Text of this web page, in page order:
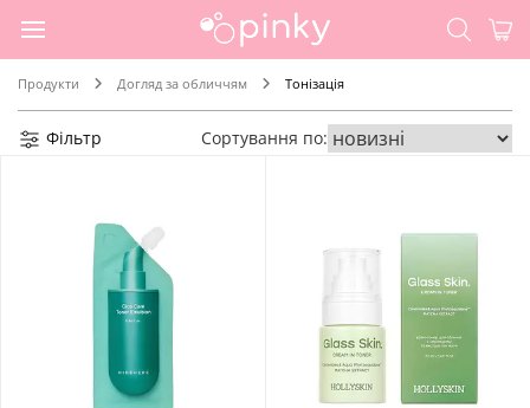
Продукти Догляд за обличчям Тонізація
Фільтр Сортування по: